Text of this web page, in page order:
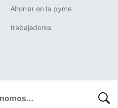
Ahorrar en la pyme
trabajadores